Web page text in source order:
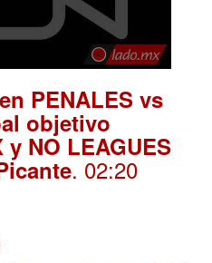
PENALES vs
objetivo
NO LEAGUES
. 02:20